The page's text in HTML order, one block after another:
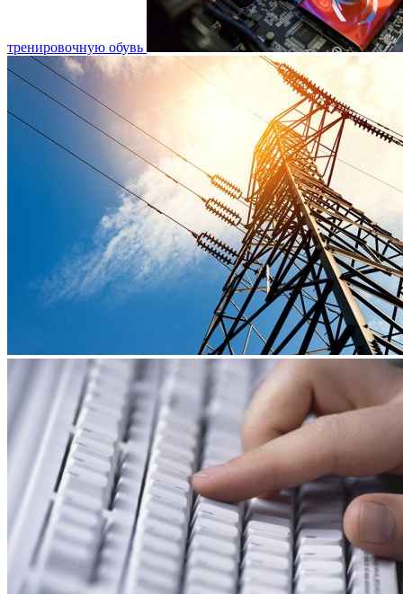
тренировочную обувь